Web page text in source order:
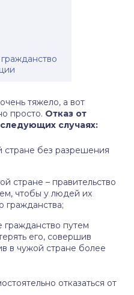
тяжело, а вот
просто. Отказ от
случаях:
стране без разрешения
стране – правительство
чтобы у людей их
гражданства;
путем
его, совершив
в чужой стране более
отказаться от